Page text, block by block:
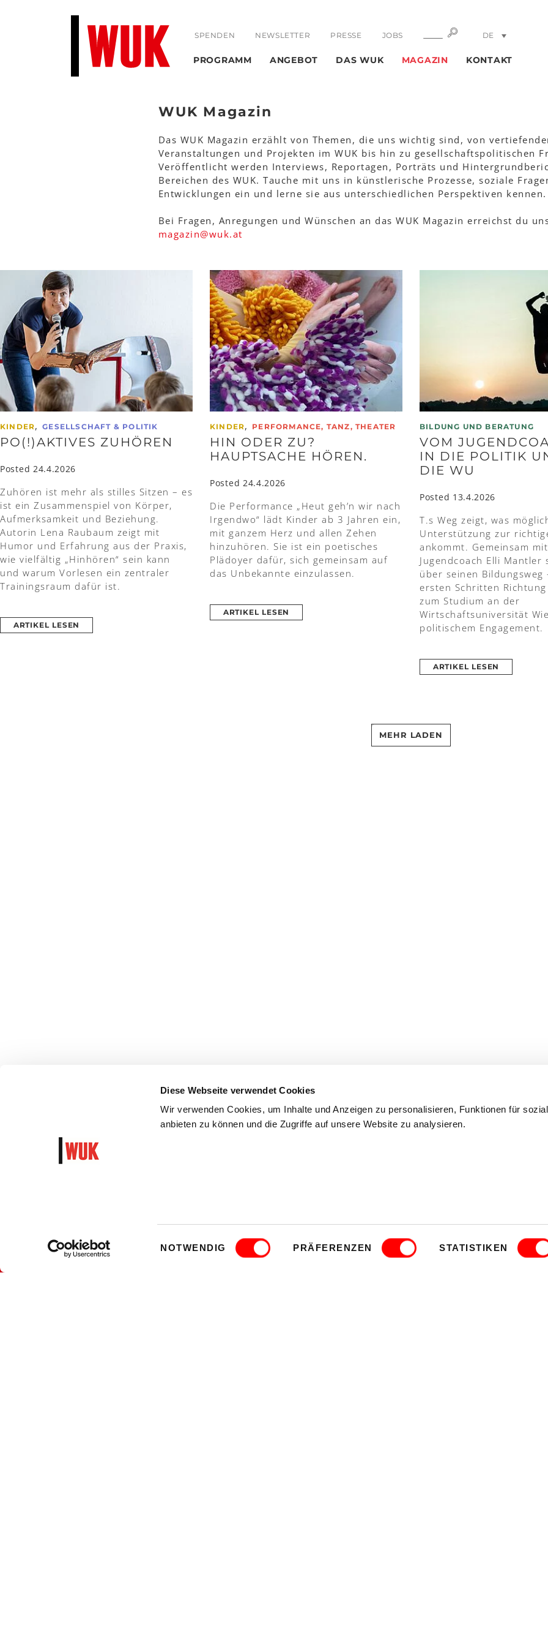
Diese Webseite verwendet Cookies
Wir verwenden Cookies, um Inhalte und Anzeigen zu personalisieren, Funktionen für
anbieten zu können und die Zugriffe auf unsere Website zu analysieren.
Einwilligungsauswahl
NOTWENDIG PRÄFERENZEN STATISTIKEN
SPENDEN NEWSLETTER PRESSE JOBS SUCHE
DE
PROGRAMM ANGEBOT DAS WUK MAGAZIN KONTAKT
WUK Magazin
Das WUK Magazin erzählt von Themen, die uns wichtig sind, von
Veranstaltungen und Projekten im WUK bis hin zu gesellschaftspolitischen
Veröffentlicht werden Interviews, Reportagen, Porträts und
Bereichen des WUK. Tauche mit uns in künstlerische Prozesse, soziale
Entwicklungen ein und lerne sie aus unterschiedlichen Perspektiven kennen.
Bei Fragen, Anregungen und Wünschen an das WUK Magazin erreichst du
magazin@wuk.at
KINDER,GESELLSCHAFT & POLITIK
PO(!)AKTIVES ZUHÖREN
Posted 24.4.2026
Zuhören ist mehr als stilles Sitzen – es
ist ein Zusammenspiel von Körper,
Aufmerksamkeit und Beziehung.
Autorin Lena Raubaum zeigt mit
Humor und Erfahrung aus der Praxis,
wie vielfältig „Hinhören“ sein kann
und warum Vorlesen ein zentraler
Trainingsraum dafür ist.
ARTIKEL LESEN
KINDER, PERFORMANCE, TANZ, THEATER
HIN ODER ZU?
HAUPTSACHE HÖREN.
Posted 24.4.2026
Die Performance „Heut geh’n wir nach
Irgendwo“ lädt Kinder ab 3 Jahren ein,
mit ganzem Herz und allen Zehen
hinzuhören. Sie ist ein poetisches
Plädoyer dafür, sich gemeinsam auf
das Unbekannte einzulassen.
ARTIKEL LESEN
BILDUNG UND BERATUNG
VOM
IN DIE POLITIK
DIE WU
Posted 13.4.2026
T.s Weg zeigt, was
Unterstützung zur
ankommt. Gemeinsam mit
Jugendcoach Elli Mantler
über seinen Bildungsweg
ersten Schritten
zum Studium an der
Wirtschaftsuniversität
politischem Engagement.
ARTIKEL LESEN
MEHR LADEN
JETZT ANMELDEN!